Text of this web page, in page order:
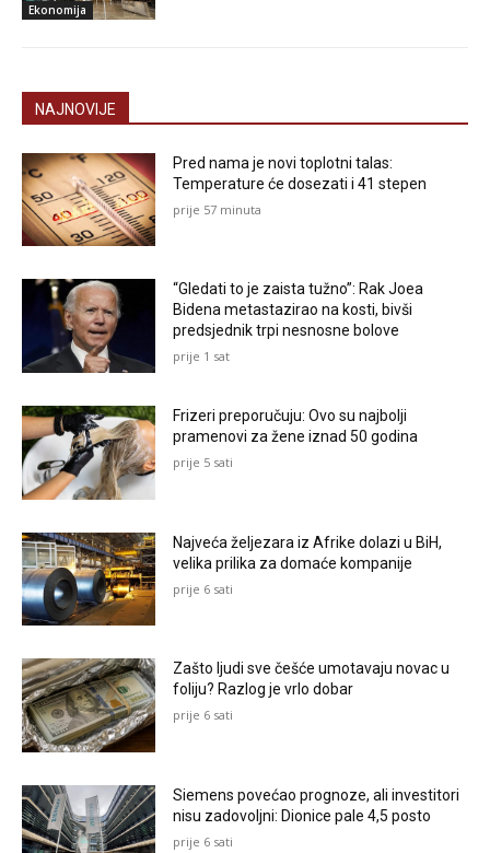
Ekonomija
NAJNOVIJE
Pred nama je novi toplotni talas:
Temperature će dosezati i 41 stepen
prije 57 minuta
“Gledati to je zaista tužno”: Rak Joea
Bidena metastazirao na kosti, bivši
predsjednik trpi nesnosne bolove
prije 1 sat
Frizeri preporučuju: Ovo su najbolji
pramenovi za žene iznad 50 godina
prije 5 sati
Najveća željezara iz Afrike dolazi u BiH,
velika prilika za domaće kompanije
prije 6 sati
Zašto ljudi sve češće umotavaju novac u
foliju? Razlog je vrlo dobar
prije 6 sati
Siemens povećao prognoze, ali investitori
nisu zadovoljni: Dionice pale 4,5 posto
prije 6 sati